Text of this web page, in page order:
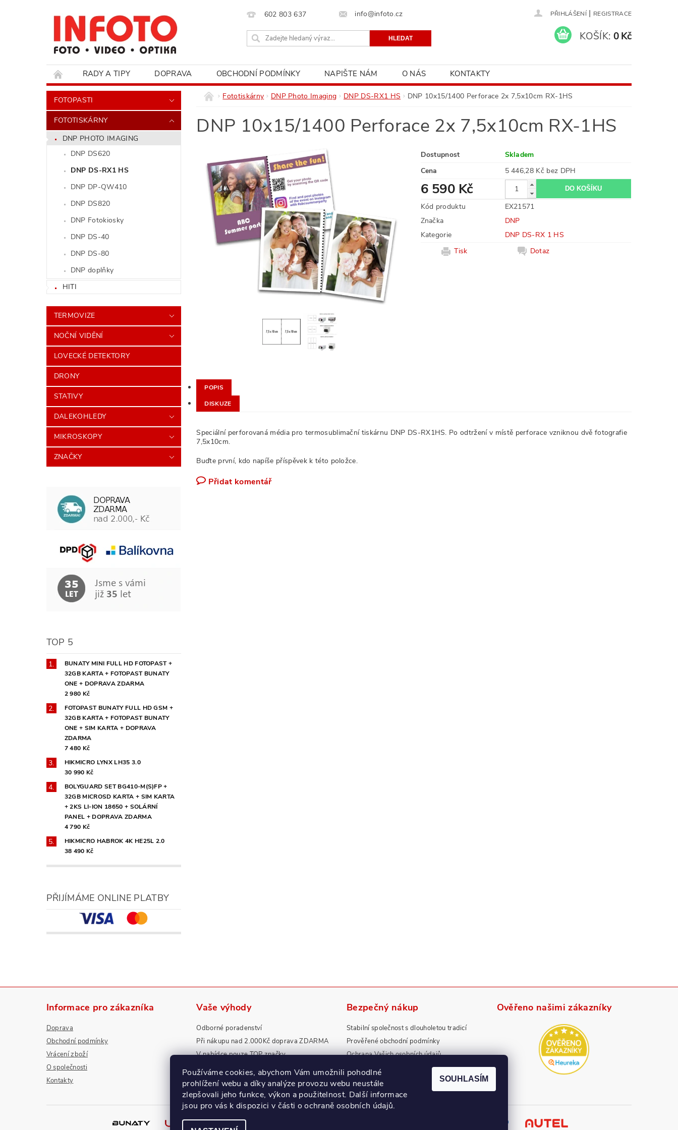
602 803 637 info@infoto.cz PŘIHLÁŠENÍ | REGISTRACE
KOŠÍK: 0 Kč
RADY A TIPY DOPRAVA OBCHODNÍ PODMÍNKY NAPIŠTE NÁM O NÁS
KONTAKTY
HODNOCENÍ OBCHODU
FOTOPASTI
FOTOTISKÁRNY
DNP PHOTO IMAGING
DNP DS620
DNP DS-RX1 HS
DNP DP-QW410
DNP DS820
DNP Fotokiosky
DNP DS-40
DNP DS-80
DNP doplňky
HITI
TERMOVIZE
NOČNÍ VIDĚNÍ
LOVECKÉ DETEKTORY
DRONY
STATIVY
DALEKOHLEDY
MIKROSKOPY
ZNAČKY
TOP 5
BUNATY MINI FULL HD FOTOPAST +
32GB KARTA + FOTOPAST BUNATY
ONE + DOPRAVA ZDARMA
2 980 Kč
FOTOPAST BUNATY FULL HD GSM +
32GB KARTA + FOTOPAST BUNATY
ONE + SIM KARTA + DOPRAVA
ZDARMA
7 480 Kč
HIKMICRO LYNX LH35 3.0
30 990 Kč
BOLYGUARD SET BG410-M(S)FP +
32GB MICROSD KARTA + SIM KARTA
+ 2KS LI-ION 18650 + SOLÁRNÍ
PANEL + DOPRAVA ZDARMA
4 790 Kč
HIKMICRO HABROK 4K HE25L 2.0
38 490 Kč
PŘIJÍMÁME ONLINE PLATBY
Fototiskárny DNP Photo Imaging DNP DS-RX1 HS DNP 10x15/1400 Perforace 2x 7,5x10cm RX-1HS
DNP 10x15/1400 Perforace 2x 7,5x10cm RX-1HS
Dostupnost
Skladem
Cena
5 446,28 Kč bez DPH
6 590 Kč
Kód produktu
EX21571
Značka
DNP
Kategorie
DNP DS-RX 1 HS
Tisk
Dotaz
POPIS
DISKUZE
Speciální perforovaná média pro termosublimační tiskárnu DNP DS-RX1HS. Po odtržení v místě perforace vzniknou dvě fotografie
7,5x10cm.
Buďte první, kdo napíše příspěvek k této položce.
Přidat komentář
Informace pro zákazníka
Doprava
Obchodní podmínky
Vrácení zboží
O společnosti
Kontakty
Vaše výhody
Odborné poradenství
Při nákupu nad 2.000Kč doprava ZDARMA
V nabídce pouze TOP značky
Nadstandardní záruky a servis
Bezpečný nákup
Stabilní společnost s dlouholetou tradicí
Prověřené obchodní podmínky
Ochrana Vašich osobních údajů
Zboží splňuje přísné normy EU
Ověřeno našimi zákazníky
Používáme cookies, abychom Vám umožnili pohodlné
prohlížení webu a díky analýze provozu webu neustále
zlepšovali jeho funkce, výkon a použitelnost. Další informace
jsou pro vás k dispozici v části o ochraně osobních údajů.
SOUHLASÍM